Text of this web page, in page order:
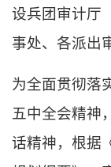
设兵团审计厅
事处、各派出
为全面贯彻落
五中全会精神
话精神，根据